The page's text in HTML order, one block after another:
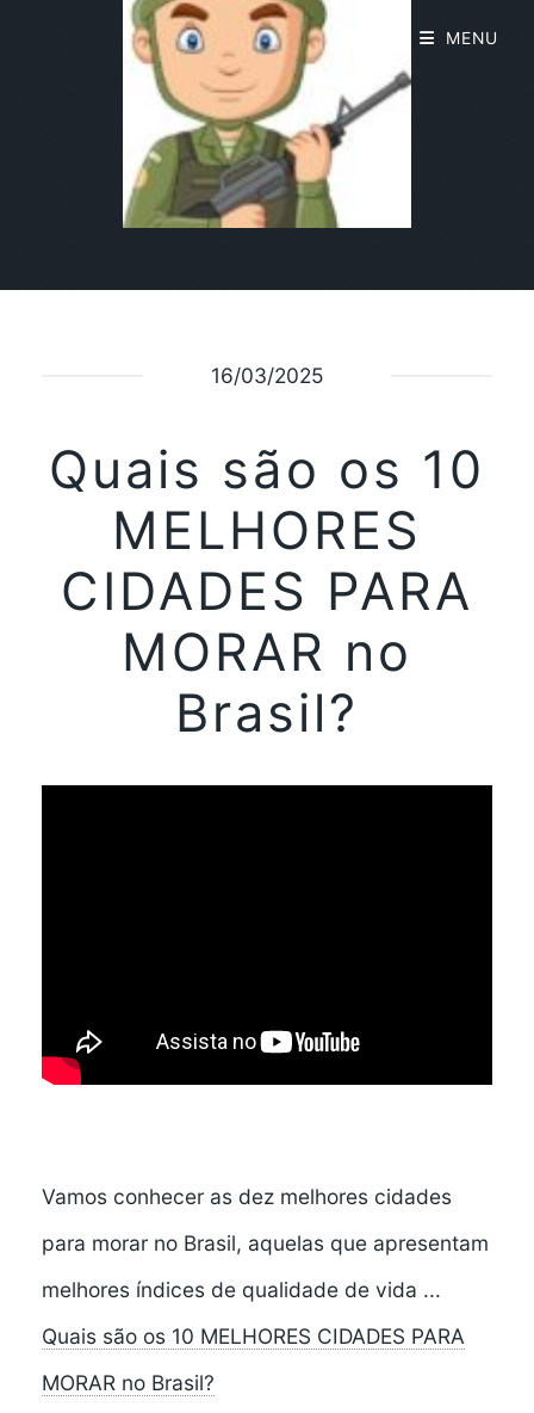
16/03/2025
Quais são os 10
MELHORES
CIDADES PARA
MORAR no
Brasil?
Vamos conhecer as dez melhores cidades
para morar no Brasil, aquelas que apresentam
melhores índices de qualidade de vida ...
Quais são os 10 MELHORES CIDADES PARA
MORAR no Brasil?
MENU